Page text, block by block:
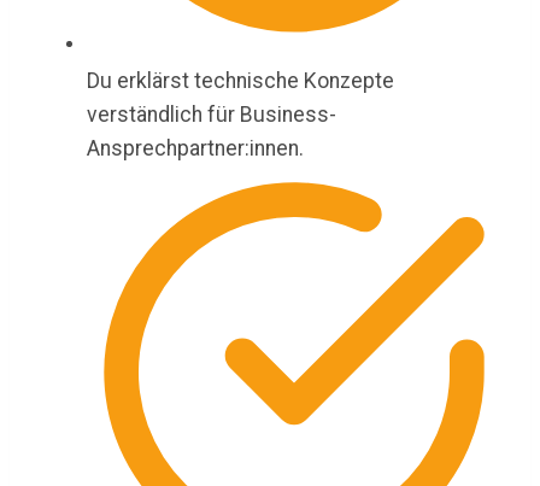
Du erklärst technische Konzepte
verständlich für Business-
Ansprechpartner:innen.